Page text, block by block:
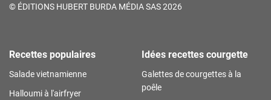
© ÉDITIONS HUBERT BURDA MÉDIA SAS 2026
Recettes populaires
Salade vietnamienne
Halloumi à l'airfryer
Idées recettes courgette
Galettes de courgettes à la
poêle